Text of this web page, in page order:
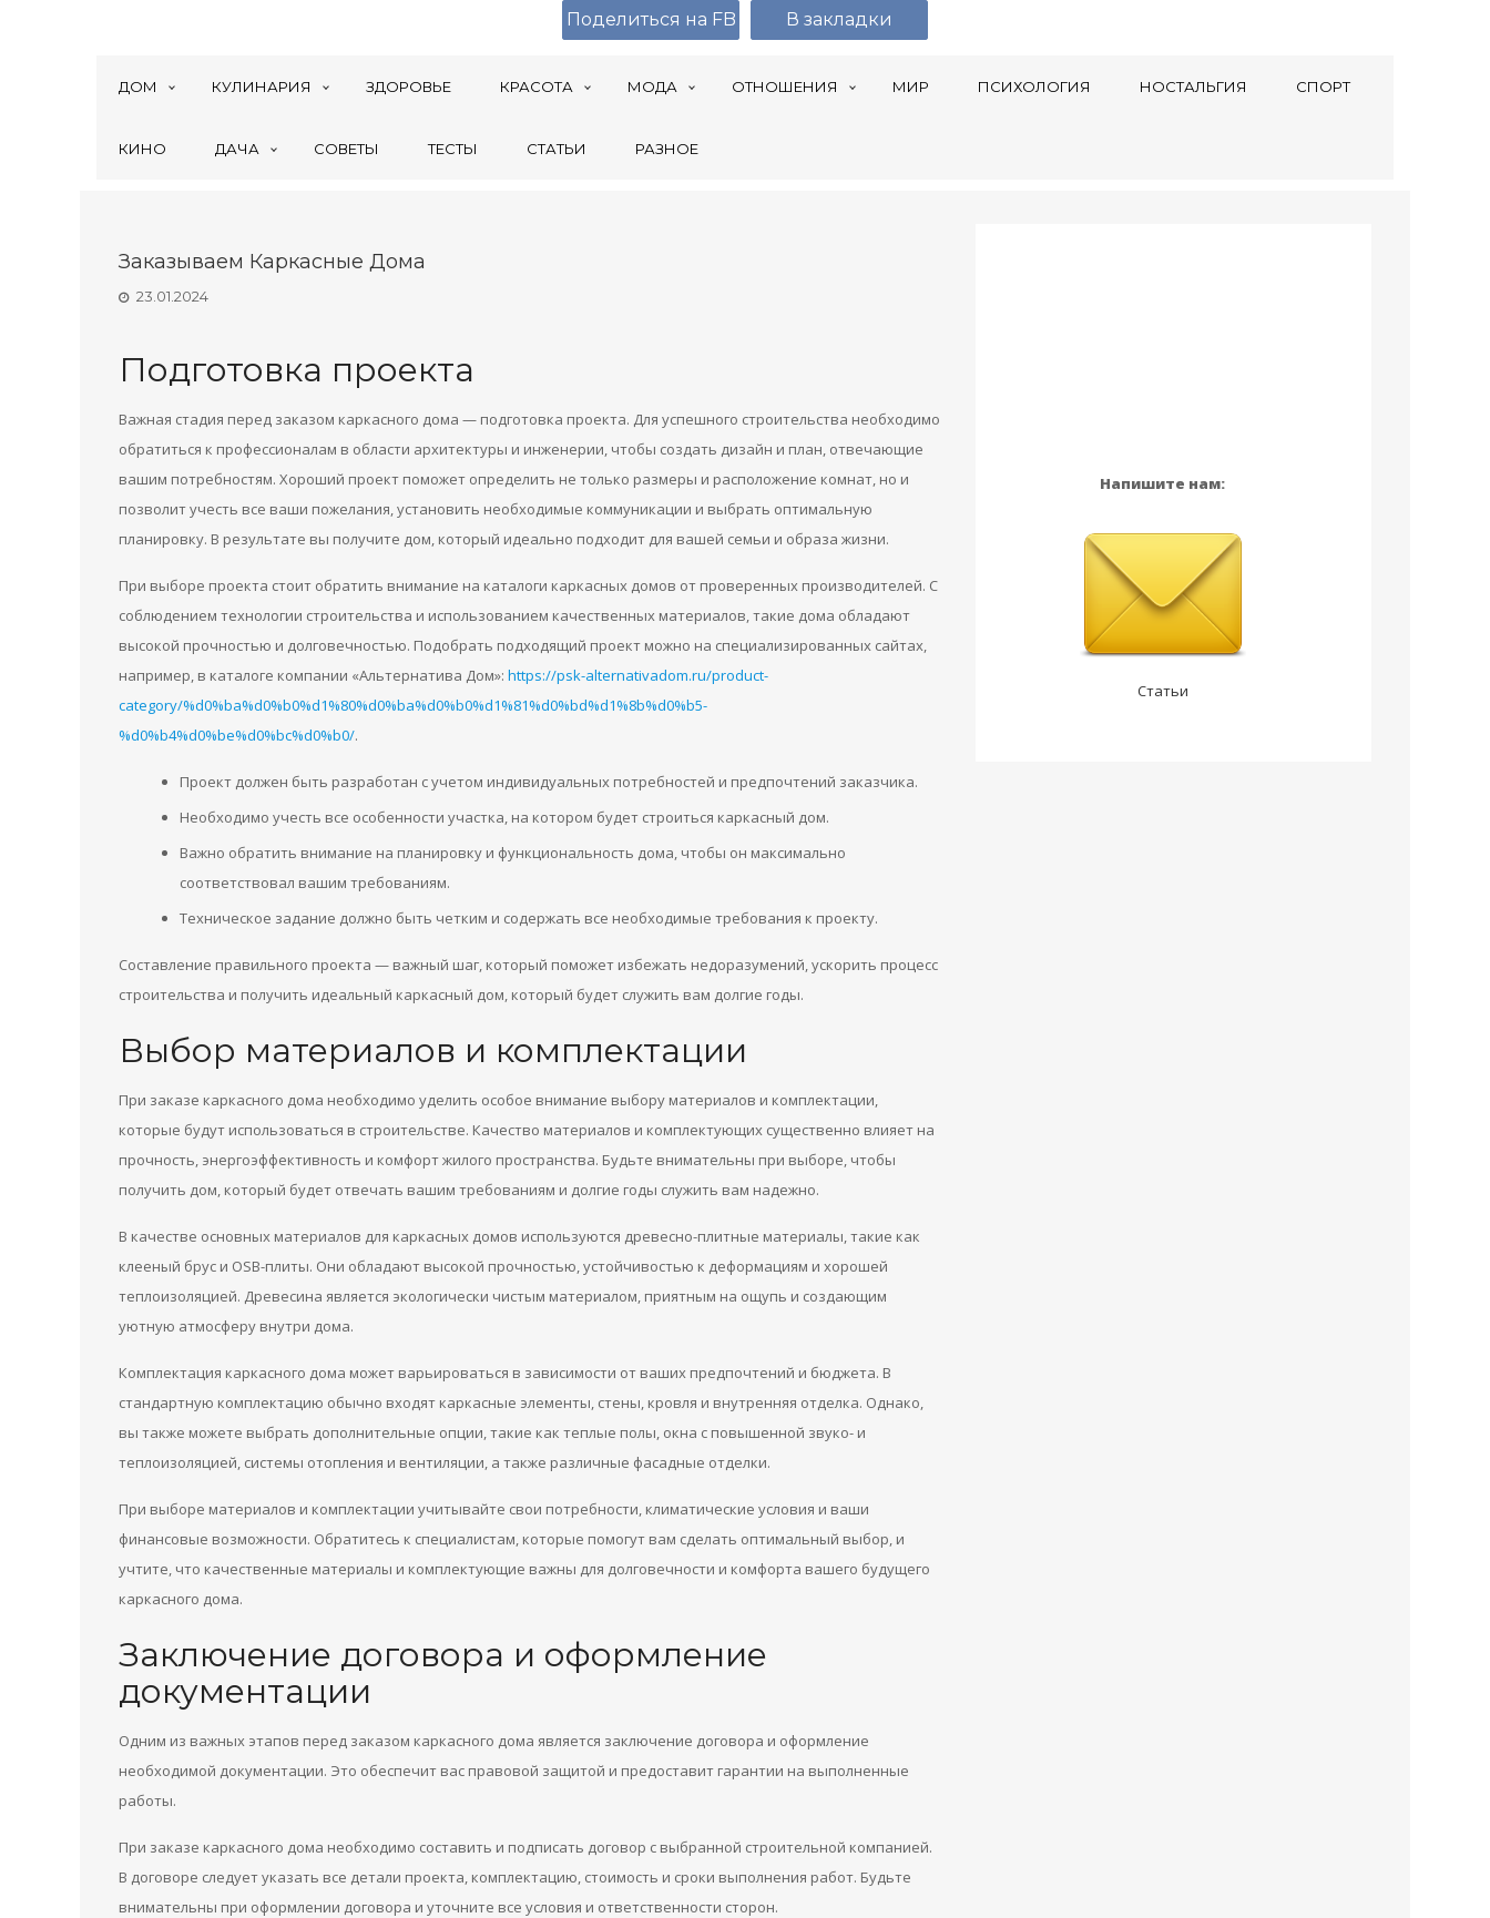
ДОМ КУЛИНАРИЯ ЗДОРОВЬЕ КРАСОТА МОДА ОТНОШЕНИЯ МИР ПСИХОЛОГИЯ НОСТАЛЬГИЯ СПОРТ
КИНО ДАЧА СОВЕТЫ ТЕСТЫ СТАТЬИ РАЗНОЕ
Заказываем Каркасные Дома
23.01.2024
Подготовка проекта
Важная стадия перед заказом каркасного дома — подготовка проекта. Для успешного строительства необходимо
обратиться к профессионалам в области архитектуры и инженерии, чтобы создать дизайн и план, отвечающие
вашим потребностям. Хороший проект поможет определить не только размеры и расположение комнат, но и
позволит учесть все ваши пожелания, установить необходимые коммуникации и выбрать оптимальную
планировку. В результате вы получите дом, который идеально подходит для вашей семьи и образа жизни.
При выборе проекта стоит обратить внимание на каталоги каркасных домов от проверенных производителей. С
соблюдением технологии строительства и использованием качественных материалов, такие дома обладают
высокой прочностью и долговечностью. Подобрать подходящий проект можно на специализированных сайтах,
например, в каталоге компании «Альтернатива Дом»: https://psk-alternativadom.ru/product-
category/%d0%ba%d0%b0%d1%80%d0%ba%d0%b0%d1%81%d0%bd%d1%8b%d0%b5-
%d0%b4%d0%be%d0%bc%d0%b0/.
Проект должен быть разработан с учетом индивидуальных потребностей и предпочтений заказчика.
Необходимо учесть все особенности участка, на котором будет строиться каркасный дом.
Важно обратить внимание на планировку и функциональность дома, чтобы он максимально
соответствовал вашим требованиям.
Техническое задание должно быть четким и содержать все необходимые требования к проекту.
Составление правильного проекта — важный шаг, который поможет избежать недоразумений, ускорить процесс
строительства и получить идеальный каркасный дом, который будет служить вам долгие годы.
Выбор материалов и комплектации
При заказе каркасного дома необходимо уделить особое внимание выбору материалов и комплектации,
которые будут использоваться в строительстве. Качество материалов и комплектующих существенно влияет на
прочность, энергоэффективность и комфорт жилого пространства. Будьте внимательны при выборе, чтобы
получить дом, который будет отвечать вашим требованиям и долгие годы служить вам надежно.
В качестве основных материалов для каркасных домов используются древесно-плитные материалы, такие как
клееный брус и OSB-плиты. Они обладают высокой прочностью, устойчивостью к деформациям и хорошей
теплоизоляцией. Древесина является экологически чистым материалом, приятным на ощупь и создающим
уютную атмосферу внутри дома.
Комплектация каркасного дома может варьироваться в зависимости от ваших предпочтений и бюджета. В
стандартную комплектацию обычно входят каркасные элементы, стены, кровля и внутренняя отделка. Однако,
вы также можете выбрать дополнительные опции, такие как теплые полы, окна с повышенной звуко- и
теплоизоляцией, системы отопления и вентиляции, а также различные фасадные отделки.
При выборе материалов и комплектации учитывайте свои потребности, климатические условия и ваши
финансовые возможности. Обратитесь к специалистам, которые помогут вам сделать оптимальный выбор, и
учтите, что качественные материалы и комплектующие важны для долговечности и комфорта вашего будущего
каркасного дома.
Заключение договора и оформление
документации
Одним из важных этапов перед заказом каркасного дома является заключение договора и оформление
необходимой документации. Это обеспечит вас правовой защитой и предоставит гарантии на выполненные
работы.
При заказе каркасного дома необходимо составить и подписать договор с выбранной строительной компанией.
В договоре следует указать все детали проекта, комплектацию, стоимость и сроки выполнения работ. Будьте
внимательны при оформлении договора и уточните все условия и ответственности сторон.
Напишите нам:
Статьи
Поделиться на FB В закладки